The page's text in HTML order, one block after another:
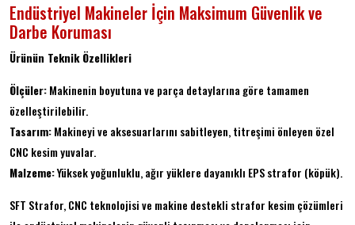
Endüstriyel Makineler İçin Maksimum Güvenlik ve
Darbe Koruması
Ürünün Teknik Özellikleri
Ölçüler:Makinenin boyutuna ve parça detaylarına göre tamamen
özelleştirilebilir.
Tasarım:Makineyi ve aksesuarlarını sabitleyen, titreşimi önleyen özel
CNC kesim yuvalar.
Malzeme:Yüksek yoğunluklu, ağır yüklere dayanıklı EPS strafor (köpük).
SFT Strafor, CNC teknolojisi ve makine destekli strafor kesim çözümleri